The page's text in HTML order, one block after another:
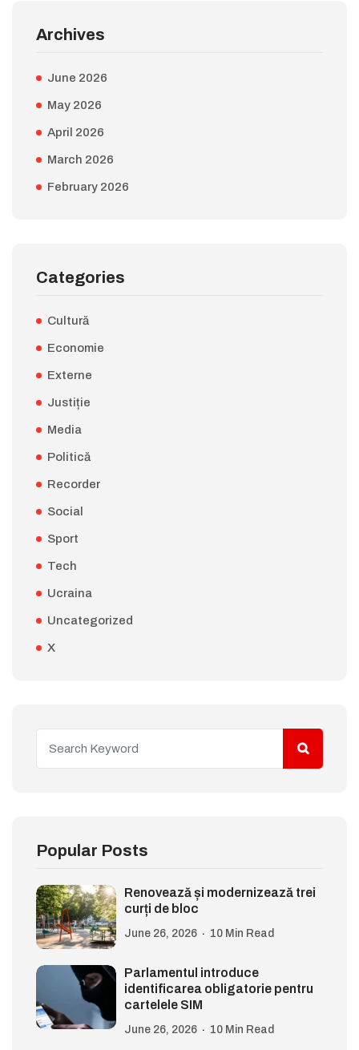
Archives
June 2026
May 2026
April 2026
March 2026
February 2026
Categories
Cultură
Economie
Externe
Justiție
Media
Politică
Recorder
Social
Sport
Tech
Ucraina
Uncategorized
X
Popular Posts
Renovează și modernizează trei
curți de bloc
June 26, 2026 10 Min Read
Parlamentul introduce
identificarea obligatorie pentru
cartelele SIM
June 26, 2026 10 Min Read